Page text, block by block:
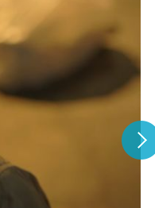
『アイ＝ラブ！げーみんぐ
E齋藤樹愛羅＆佐々木舞香
ビュー